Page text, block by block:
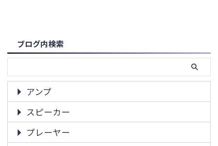
ブログ内検索
アンプ
スピーカー
プレーヤー